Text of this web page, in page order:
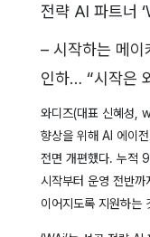
전략 AI 파트너
– 시작하는 메
인하… “시작은
와디즈(대표 신혜성,
향상을 위해 AI 에이
전면 개편했다. 누적
시작부터 운영 전반까
이어지도록 지원하는